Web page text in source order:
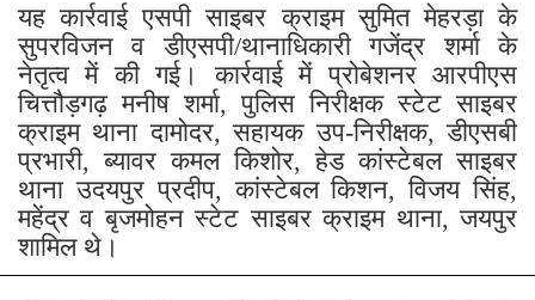
यह कार्रवाई एसपी साइबर क्राइम सुमित मेहरड़ा के
सुपरविजन व डीएसपी/थानाधिकारी गजेंद्र शर्मा के
नेतृत्व में की गई। कार्रवाई में प्रोबेशनर आरपीएस
चित्तौड़गढ़ ​मनीष शर्मा, पुलिस निरीक्षक स्टेट साइबर
क्राइम थाना ​दामोदर, ​सहायक उप-निरीक्षक, डीएसबी
प्रभारी, ब्यावर कमल किशोर, हेड कांस्टेबल साइबर
थाना उदयपुर ​प्रदीप, कांस्टेबल किशन, विजय सिंह,
महेंद्र व बृजमोहन स्टेट साइबर क्राइम थाना, जयपुर
शामिल थे।